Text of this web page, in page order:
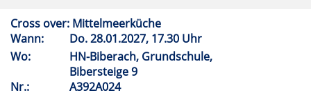
Cross over: Mittelmeerküche
Wann:
Do.28.01.2027, 17.30 Uhr
Wo:
HN-Biberach, Grundschule,
Bibersteige 9
Nr.:
A392A024